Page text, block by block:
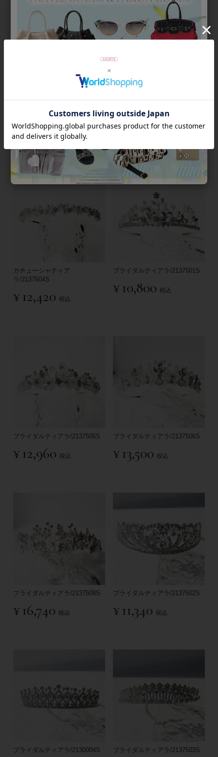
¥11,000 税込
ジルコニアバレッタ
¥14,300
カチューシャティア
ラ/2137504S
¥ 12,420 税込
ブライダルティアラ/2137501S
¥ 10,800 税込
ブライダルティアラ/2137505S
¥ 12,960 税込
ブライダルティアラ/2137506S
¥ 13,500 税込
ブライダルティアラ/2137508S
¥ 16,740 税込
ブライダルティアラ/2137502S
¥ 11,340 税込
ブライダルティアラ/2130004S ブライダルティアラ/2137503S